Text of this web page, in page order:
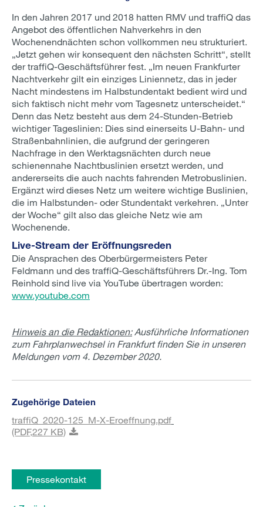
In den Jahren 2017 und 2018 hatten RMV und traffiQ das
Angebot des öffentlichen Nahverkehrs in den
Wochenendnächten schon vollkommen neu strukturiert.
„Jetzt gehen wir konsequent den nächsten Schritt“, stellt
der traffiQ-Geschäftsführer fest. „Im neuen Frankfurter
Nachtverkehr gilt ein einziges Liniennetz, das in jeder
Nacht mindestens im Halbstundentakt bedient wird und
sich faktisch nicht mehr vom Tagesnetz unterscheidet.“
Denn das Netz besteht aus dem 24-Stunden-Betrieb
wichtiger Tageslinien: Dies sind einerseits U-Bahn- und
Straßenbahnlinien, die aufgrund der geringeren
Nachfrage in den Werktagsnächten durch neue
schienennahe Nachtbuslinien ersetzt werden, und
andererseits die auch nachts fahrenden Metrobuslinien.
Ergänzt wird dieses Netz um weitere wichtige Buslinien,
die im Halbstunden- oder Stundentakt verkehren. „Unter
der Woche“ gilt also das gleiche Netz wie am
Wochenende.
Live-Stream der Eröffnungsreden
Die Ansprachen des Oberbürgermeisters Peter
Feldmann und des traffiQ-Geschäftsführers Dr.-Ing. Tom
Reinhold sind live via YouTube übertragen worden:
www.youtube.com
Hinweis an die Redaktionen:Ausführliche Informationen
zum Fahrplanwechsel in Frankfurt finden Sie in unseren
Meldungen vom 4. Dezember 2020.
Zugehörige Dateien
traffiQ_2020-125_M-X-Eroeffnung.pdf
(PDF,227 KB)
Pressekontakt